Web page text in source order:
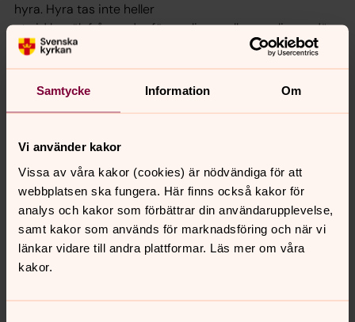
Samtycke Information Om
Vi använder kakor
Vissa av våra kakor (cookies) är nödvändiga för att
webbplatsen ska fungera. Här finns också kakor för
analys och kakor som förbättrar din användarupplevelse,
samt kakor som används för marknadsföring och när vi
länkar vidare till andra plattformar. Läs mer om våra
kakor.
hyra. Hyra tas inte heller
ut vid besök från andra församlingar eller samlingar där
Svenska kyrkan är medarrangör.
Föreningar, ingen avgift
Avgifter som kan tillkomma
Dukar 75 kr/st
Om checklistan för städning och återställande av
lokal inte efterlevs faktureras berörd part en
städavgift.
andra omständigheter kräver närvaro av vaktmästare